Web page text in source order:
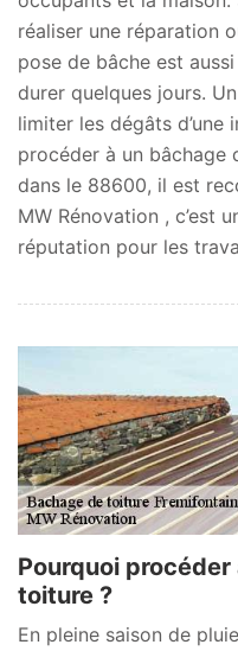
réaliser une réparation
pose de bâche est
durer quelques jours.
limiter les dégâts d’une
procéder à un bâchage
dans le 88600, il est
MW Rénovation , c’est
réputation pour les
Pourquoi
toiture ?
En pleine saison de